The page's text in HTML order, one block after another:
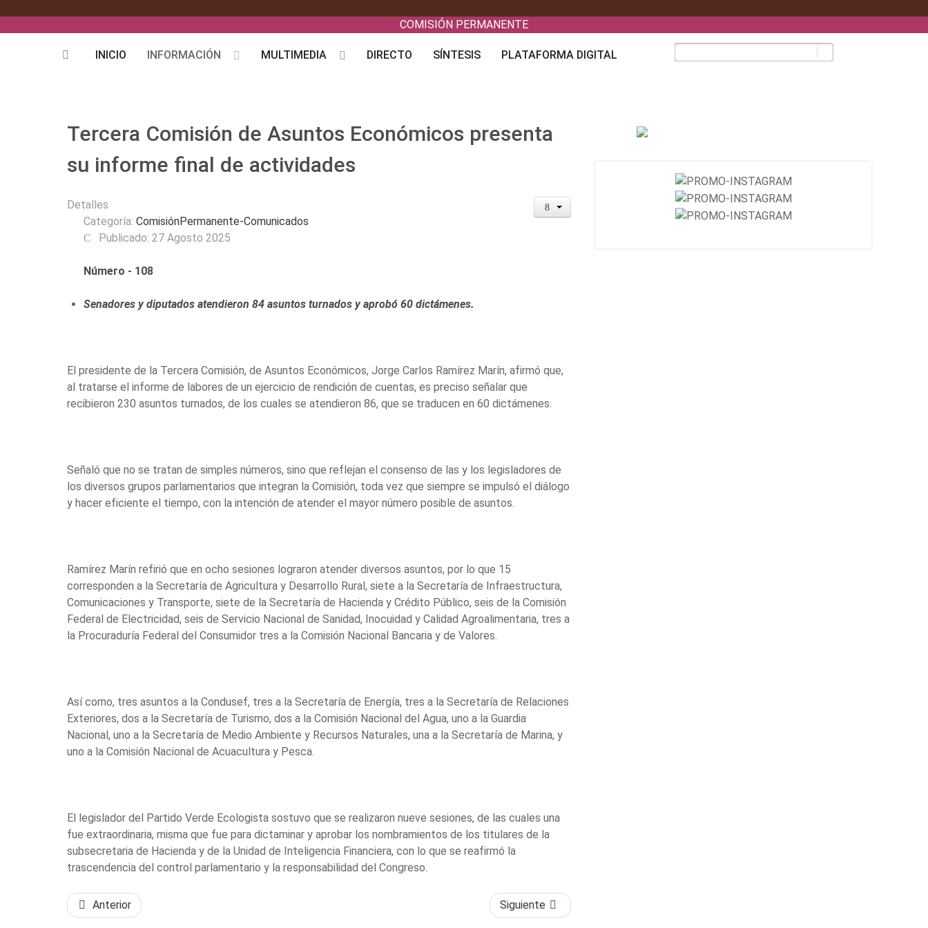
COMISIÓN PERMANENTE
INICIO INFORMACIÓN MULTIMEDIA DIRECTO SÍNTESIS PLATAFORMA DIGITAL
Tercera Comisión de Asuntos Económicos presenta
su informe final de actividades
Detalles
Categoría: ComisiónPermanente-Comunicados
Publicado: 27 Agosto 2025
Número - 108
Senadores y diputados atendieron 84 asuntos turnados y aprobó 60 dictámenes.
El presidente de la Tercera Comisión, de Asuntos Económicos, Jorge Carlos Ramírez Marín, afirmó que,
al tratarse el informe de labores de un ejercicio de rendición de cuentas, es preciso señalar que
recibieron 230 asuntos turnados, de los cuales se atendieron 86, que se traducen en 60 dictámenes.
Señaló que no se tratan de simples números, sino que reflejan el consenso de las y los legisladores de
los diversos grupos parlamentarios que integran la Comisión, toda vez que siempre se impulsó el diálogo
y hacer eficiente el tiempo, con la intención de atender el mayor número posible de asuntos.
Ramírez Marín refirió que en ocho sesiones lograron atender diversos asuntos, por lo que 15
corresponden a la Secretaría de Agricultura y Desarrollo Rural, siete a la Secretaría de Infraestructura,
Comunicaciones y Transporte, siete de la Secretaría de Hacienda y Crédito Público, seis de la Comisión
Federal de Electricidad, seis de Servicio Nacional de Sanidad, Inocuidad y Calidad Agroalimentaria, tres a
la Procuraduría Federal del Consumidor tres a la Comisión Nacional Bancaria y de Valores.
Así como, tres asuntos a la Condusef, tres a la Secretaría de Energía, tres a la Secretaría de Relaciones
Exteriores, dos a la Secretaría de Turismo, dos a la Comisión Nacional del Agua, uno a la Guardia
Nacional, uno a la Secretaría de Medio Ambiente y Recursos Naturales, una a la Secretaría de Marina, y
uno a la Comisión Nacional de Acuacultura y Pesca.
El legislador del Partido Verde Ecologista sostuvo que se realizaron nueve sesiones, de las cuales una
fue extraordinaria, misma que fue para dictaminar y aprobar los nombramientos de los titulares de la
subsecretaria de Hacienda y de la Unidad de Inteligencia Financiera, con lo que se reafirmó la
trascendencia del control parlamentario y la responsabilidad del Congreso.
Anterior Siguiente